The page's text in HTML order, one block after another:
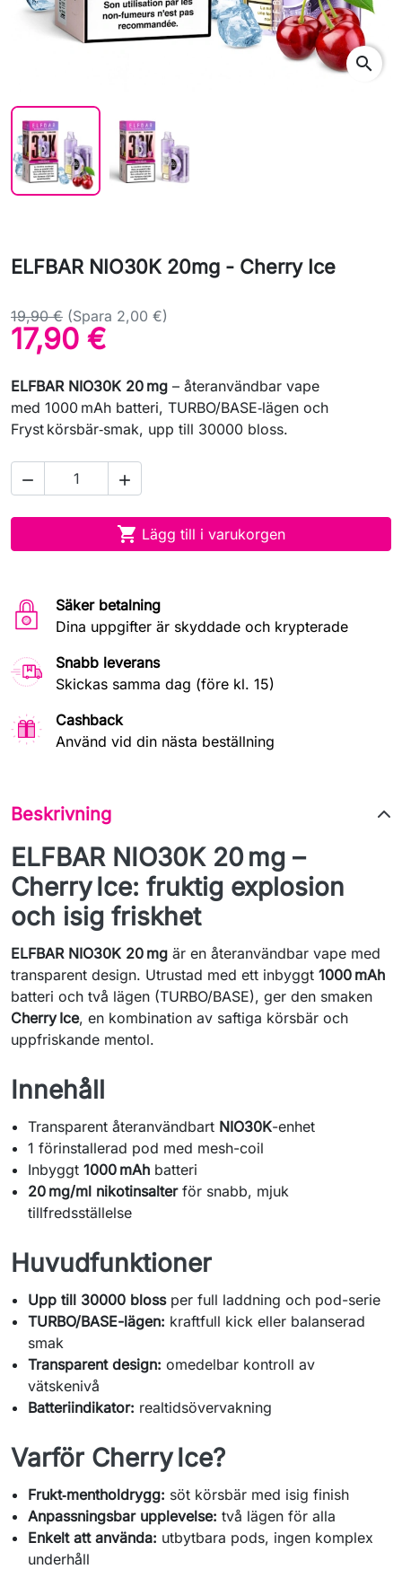
search
ELFBAR NIO30K 20mg - Cherry Ice
19,90 € (Spara 2,00 €)
17,90 €
ELFBAR NIO30K 20 mg – återanvändbar vape
med 1000 mAh batteri, TURBO/BASE‑lägen och
Fryst körsbär‑smak, upp till 30000 bloss.
 
 Lägg till i varukorgen
Säker betalning
Dina uppgifter är skyddade och krypterade
Snabb leverans
Skickas samma dag (före kl. 15)
Cashback
Använd vid din nästa beställning
Beskrivning
ELFBAR NIO30K 20 mg –
Cherry Ice: fruktig explosion
och isig friskhet
ELFBAR NIO30K 20 mg är en återanvändbar vape med
transparent design. Utrustad med ett inbyggt 1000 mAh
batteri och två lägen (TURBO/BASE), ger den smaken
Cherry Ice, en kombination av saftiga körsbär och
uppfriskande mentol.
Innehåll
Transparent återanvändbart NIO30K-enhet
1 förinstallerad pod med mesh-coil
Inbyggt1000 mAh batteri
20 mg/ml nikotinsalterför snabb, mjuk
tillfredsställelse
Huvudfunktioner
Upp till 30000 blossper full laddning och pod-serie
TURBO/BASE-lägen: kraftfull kick eller balanserad
smak
Transparent design: omedelbar kontroll av
vätskenivå
Batteriindikator: realtidsövervakning
Varför Cherry Ice?
Frukt‑mentholdrygg: söt körsbär med isig finish
Anpassningsbar upplevelse: två lägen för alla
Enkelt att använda: utbytbara pods, ingen komplex
underhåll